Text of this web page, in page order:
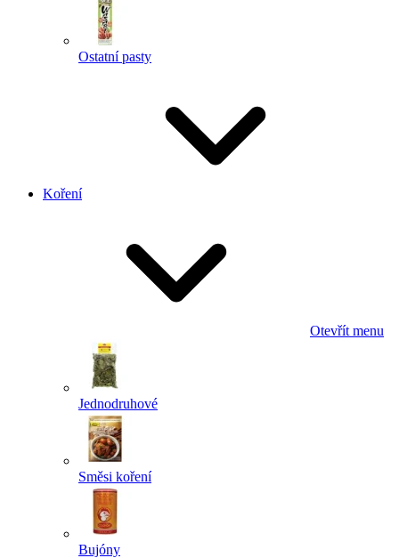
Ostatní pasty
Koření
Otevřít menu
Jednodruhové
Směsi koření
Bujóny